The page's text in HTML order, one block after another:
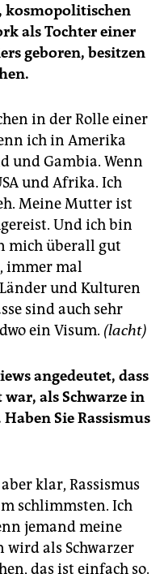
kosmopolitischen
als Tochter einer
geboren, besitzen
in der Rolle einer
ich in Amerika
und Gambia. Wenn
und Afrika. Ich
Meine Mutter ist
Und ich bin
mich überall gut
immer mal
und Kulturen
sind auch sehr
ein Visum. (lacht)
angedeutet, dass
als Schwarze in
Sie Rassismus
klar, Rassismus
schlimmsten. Ich
jemand meine
wird als Schwarzer
das ist einfach so.